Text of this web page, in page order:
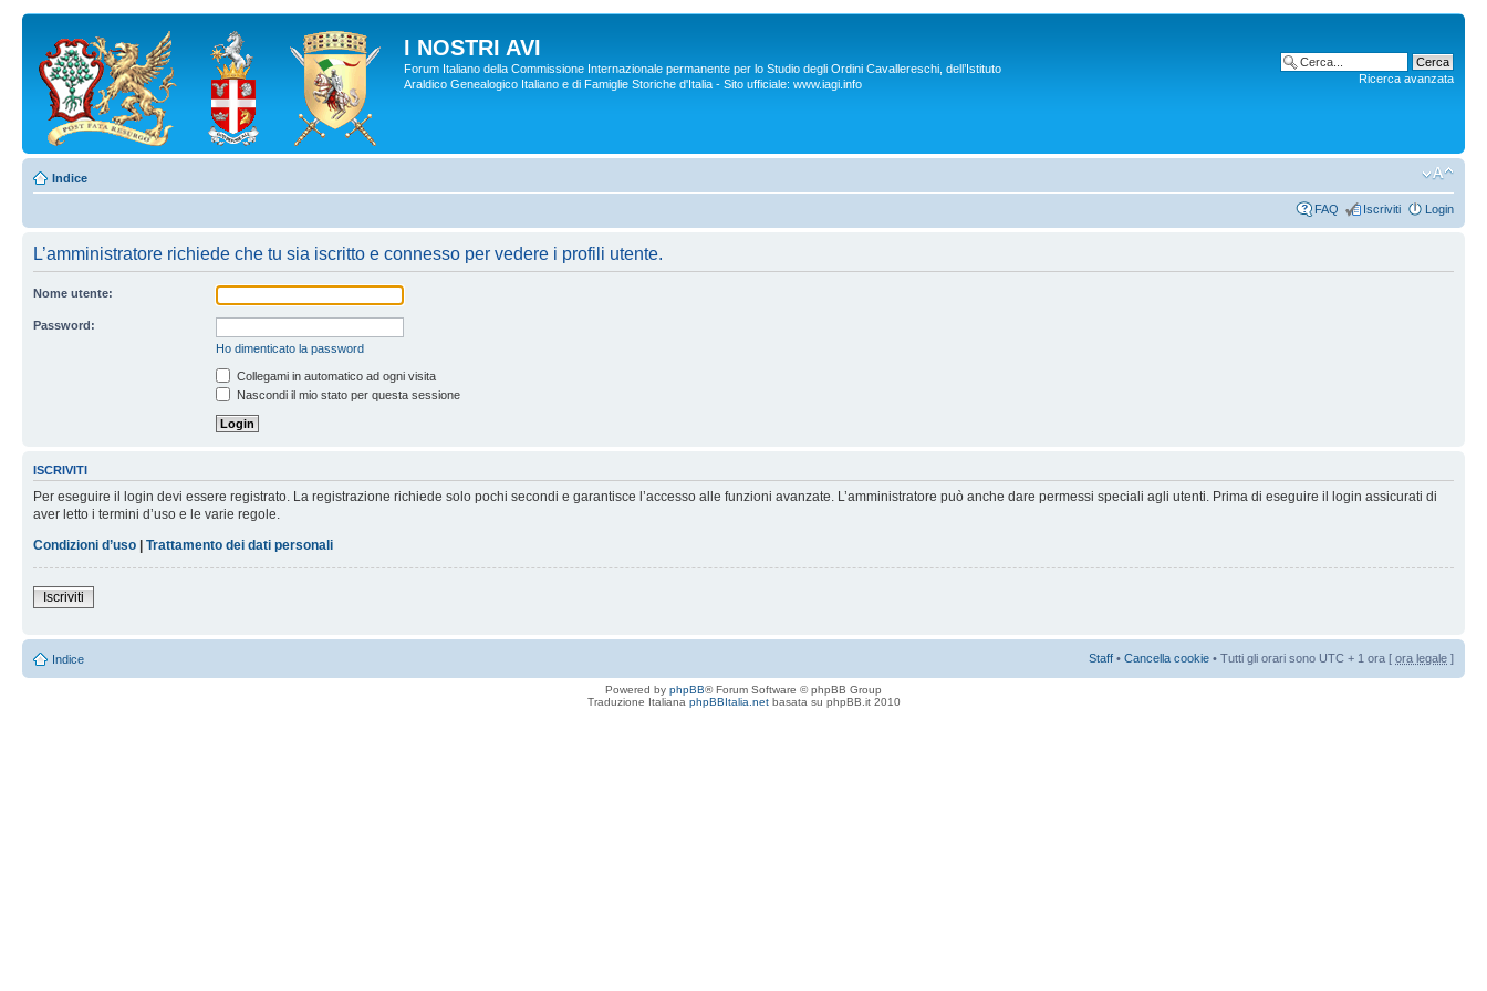
I NOSTRI AVI
Forum Italiano della Commissione Internazionale permanente per lo Studio degli Ordini Cavallereschi, dell’Istituto
Araldico Genealogico Italiano e di Famiglie Storiche d'Italia - Sito ufficiale: www.iagi.info
Ricerca avanzata
Indice
FAQ Iscriviti Login
L’amministratore richiede che tu sia iscritto e connesso per vedere i profili utente.
Nome utente:
Password:
Ho dimenticato la password
Collegami in automatico ad ogni visita
Nascondi il mio stato per questa sessione
ISCRIVITI
Per eseguire il login devi essere registrato. La registrazione richiede solo pochi secondi e garantisce l’accesso alle funzioni avanzate. L’amministratore può anche dare permessi speciali agli utenti. Prima di eseguire il login assicurati di
aver letto i termini d’uso e le varie regole.
Condizioni d’uso | Trattamento dei dati personali
Iscriviti
Indice Staff • Cancella cookie • Tutti gli orari sono UTC + 1 ora [ ora legale ]
Powered by phpBB® Forum Software © phpBB Group
Traduzione Italiana phpBBItalia.netbasata su phpBB.it 2010